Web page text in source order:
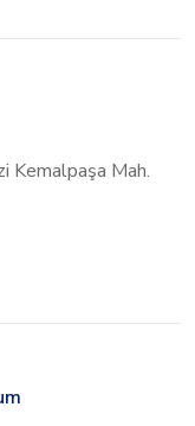
Kemalpaşa Mah.